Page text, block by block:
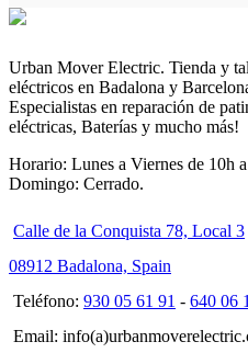
Urban Mover Electric. Tienda y
eléctricos en Badalona y
Especialistas en reparación de
eléctricas, Baterías y mucho más!
Horario: Lunes a Viernes de 10h
Domingo: Cerrado.
Calle de la Conquista 78, Local 3
08912 Badalona, Spain
Teléfono: 930 05 61 91 - 640 06
Email: